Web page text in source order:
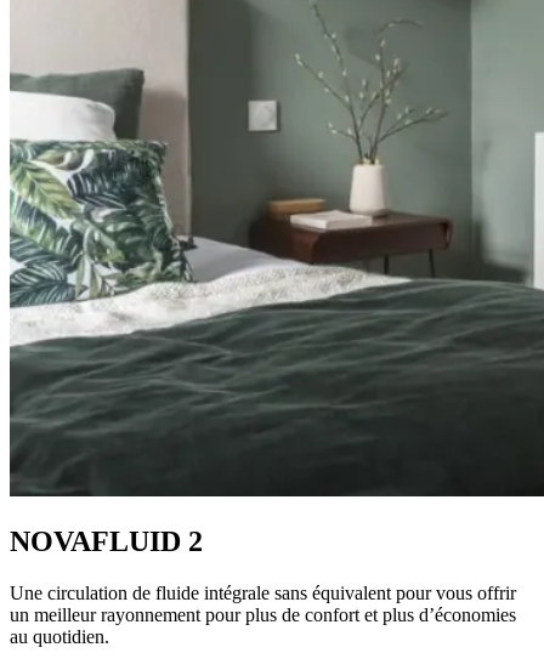
NOVAFLUID 2
Une circulation de fluide intégrale sans équivalent pour vous offrir
un meilleur rayonnement pour plus de confort et plus d’économies
au quotidien.